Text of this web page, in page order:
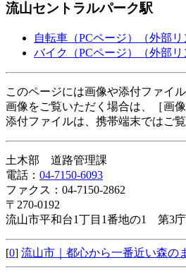
流山セントラルパーク駅
自転車（PCページ）
（外部リ
バイク（PCページ）
（外部リ
このページには画像や添付ファイ
画像をご覧いただく場合は、［画
添付ファイルは、携帯端末ではご
土木部 道路管理課
電話： 04-7150-6093
ファクス：04-7150-2862
〒270-0192
流山市平和台1丁目1番地の1 第3
[0] 流山市｜都心から一番近い森の